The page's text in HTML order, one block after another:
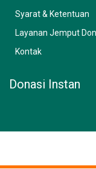
Syarat & Ketentuan
Layanan Jemput
Kontak
Donasi Instan